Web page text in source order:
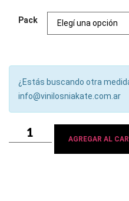
Pack
¿Estás buscando otra
info@vinilosniakate.com.ar
AGREGAR AL